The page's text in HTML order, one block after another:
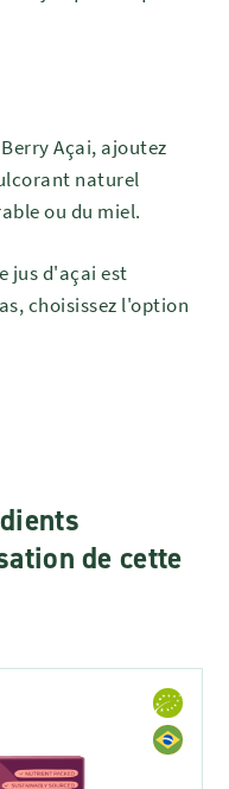
Açai, ajoutez
naturel
ou du miel.
jus d'açai est
choisissez l'option
de cette